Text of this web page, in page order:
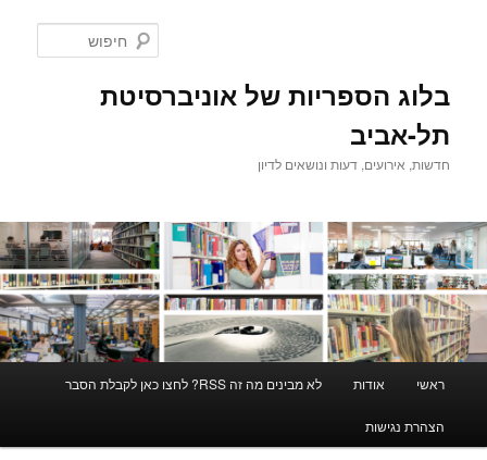
בלוג הספריות של אוניברסיטת
תל-אביב
חדשות, אירועים, דעות ונושאים לדיון
ראשי אודות לא מבינים מה זה RSS? לחצו כאן לקבלת הסבר
הצהרת נגישות